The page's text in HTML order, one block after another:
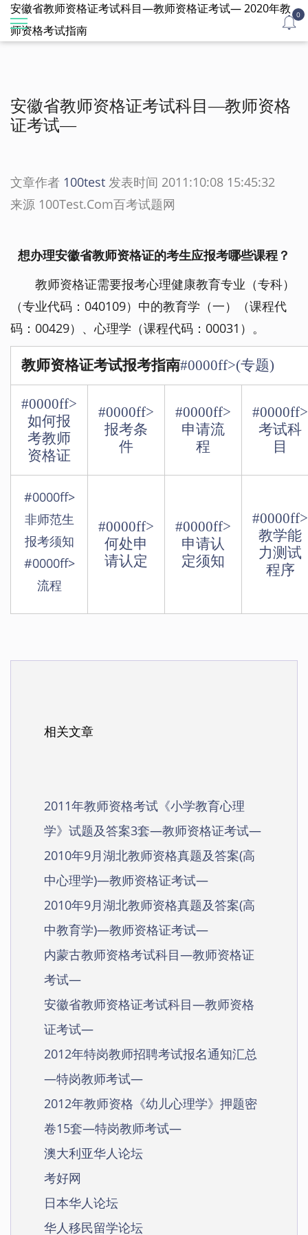
安徽省教师资格证考试科目—教师资格证考试— 2020年教
师资格考试指南
0
安徽省教师资格证考试科目—教师资格
证考试—
文章作者 100test 发表时间 2011:10:08 15:45:32
来源 100Test.Com百考试题网
想办理安徽省教师资格证的考生应报考哪些课程？
教师资格证需要报考心理健康教育专业（专科）
（专业代码：040109）中的教育学（一）（课程代
码：00429）、心理学（课程代码：00031）。
教师资格证考试报考指南#0000ff>(专题)
#0000ff>
如何报
考教师
资格证
#0000ff>
报考条
件
#0000ff>
申请流
程
#0000ff>
考试科
目
#0000ff>
非师范生
报考须知
#0000ff>
流程
#0000ff>
何处申
请认定
#0000ff>
申请认
定须知
#0000ff>
教学能
力测试
程序
相关文章
2011年教师资格考试《小学教育心理
学》试题及答案3套—教师资格证考试—
2010年9月湖北教师资格真题及答案(高
中心理学)—教师资格证考试—
2010年9月湖北教师资格真题及答案(高
中教育学)—教师资格证考试—
内蒙古教师资格考试科目—教师资格证
考试—
安徽省教师资格证考试科目—教师资格
证考试—
2012年特岗教师招聘考试报名通知汇总
—特岗教师考试—
2012年教师资格《幼儿心理学》押题密
卷15套—特岗教师考试—
澳大利亚华人论坛
考好网
日本华人论坛
华人移民留学论坛